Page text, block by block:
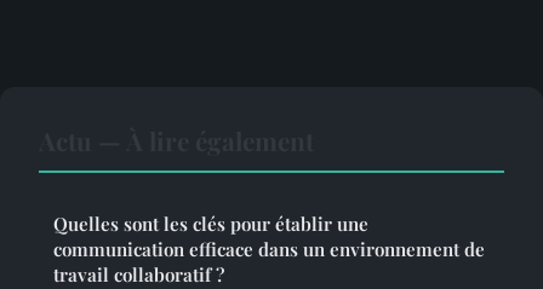
Quelles sont les clés pour établir une
communication efficace dans un environnement de
travail collaboratif ?